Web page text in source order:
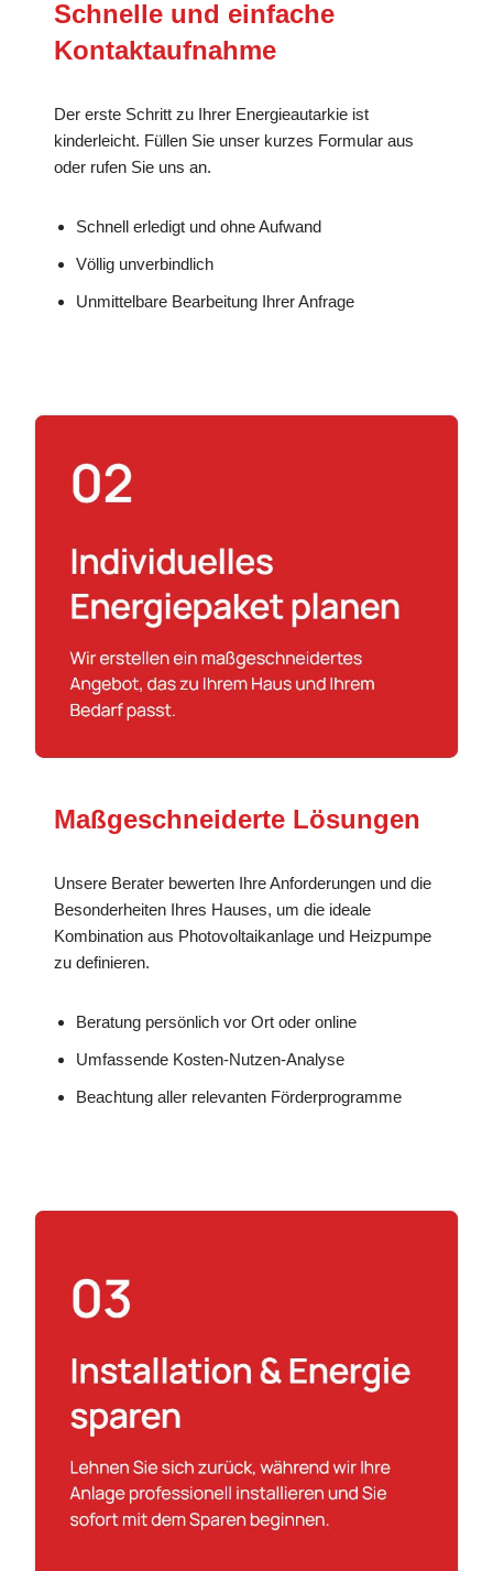
Schnelle und einfache
Kontaktaufnahme
Der erste Schritt zu Ihrer Energieautarkie ist
kinderleicht. Füllen Sie unser kurzes Formular aus
oder rufen Sie uns an.
Schnell erledigt und ohne Aufwand
Völlig unverbindlich
Unmittelbare Bearbeitung Ihrer Anfrage
Maßgeschneiderte Lösungen
Unsere Berater bewerten Ihre Anforderungen und die
Besonderheiten Ihres Hauses, um die ideale
Kombination aus Photovoltaikanlage und Heizpumpe
zu definieren.
Beratung persönlich vor Ort oder online
Umfassende Kosten-Nutzen-Analyse
Beachtung aller relevanten Förderprogramme